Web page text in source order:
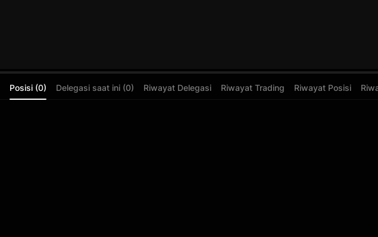
Posisi (0) Delegasi saat ini (0) Riwayat Delegasi Riwayat Trading Riwayat Posisi